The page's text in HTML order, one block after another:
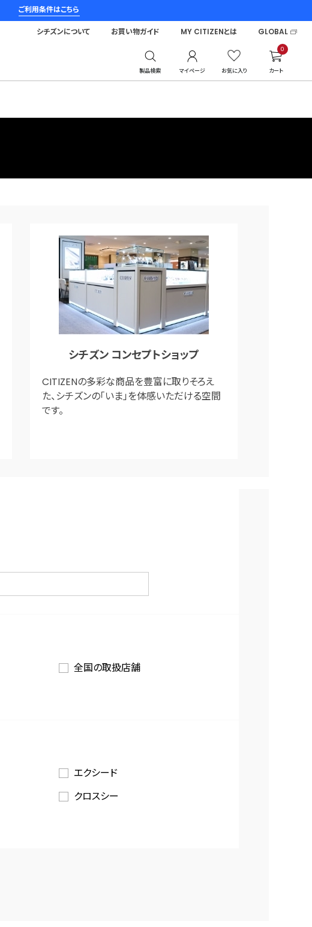
ご利用条件はこちら
製品検索 マイページ お気に入り
0
カート
シチズンについて お買い物ガイド MY CITIZENとは GLOBAL
シチズン コンセプトショップ
CITIZENの多彩な商品を豊富に取りそろえ
た、シチズンの「いま」を体感いただける空間
です。
全国の取扱店舗
エクシード
クロスシー